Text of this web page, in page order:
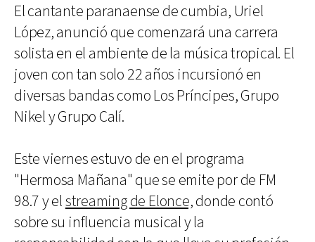
El cantante paranaense de cumbia, Uriel
López, anunció que comenzará una carrera
solista en el ambiente de la música tropical. El
joven con tan solo 22 años incursionó en
diversas bandas como Los Príncipes, Grupo
Nikel y Grupo Calí.
Este viernes estuvo de en el programa
"Hermosa Mañana" que se emite por de FM
98.7 y elstreaming de Elonce,donde contó
sobre su influencia musical y la